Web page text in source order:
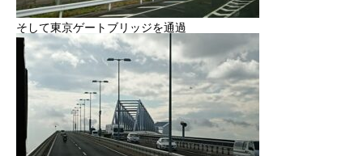
そして東京ゲートブリッジを通過